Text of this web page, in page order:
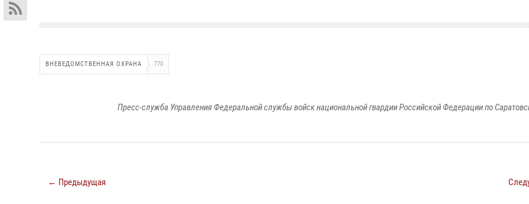
ВНЕВЕДОМСТВЕННАЯ ОХРАНА 770
Пресс-служба Управления Федеральной службы войск национальной гвардии Российской Федерации по
← Предыдущая